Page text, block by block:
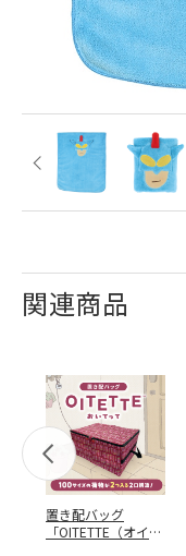
関連商品
置き配バッグ
「OITETTE（オイテ